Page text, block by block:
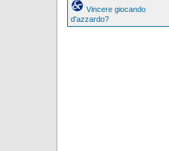
Vincere giocando
d'azzardo?